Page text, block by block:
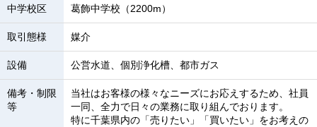
中学校区 葛飾中学校（2200m）
取引態様 媒介
設備 公営水道、個別浄化槽、都市ガス
備考・制限
等
当社はお客様の様々なニーズにお応えするため、社員
一同、全力で日々の業務に取り組んでおります。
特に千葉県内の「売りたい」「買いたい」をお考えの